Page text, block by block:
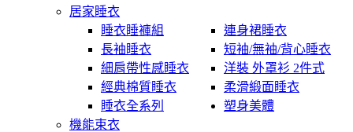
居家睡衣
睡衣睡褲組
連身裙睡衣
長袖睡衣
短袖/無袖/背心睡衣
細肩帶性感睡衣
洋裝 外罩衫 2件式
經典棉質睡衣
柔滑緞面睡衣
睡衣全系列
塑身美體
機能束衣